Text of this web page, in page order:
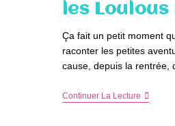
les Loulous
Ça fait un petit moment
raconter les petites
cause, depuis la rentrée,
Continuer La LectureUne